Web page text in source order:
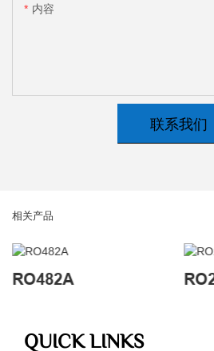
内容
联系我们
相关产品
RO482A
QUICK LINKS